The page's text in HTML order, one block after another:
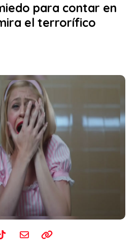
para contar en
el terrorífico